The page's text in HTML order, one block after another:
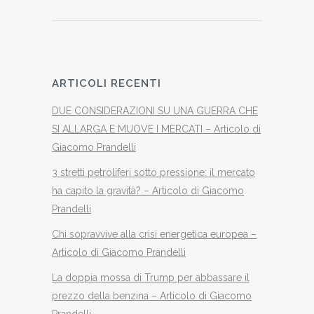
ARTICOLI RECENTI
DUE CONSIDERAZIONI SU UNA GUERRA CHE
SI ALLARGA E MUOVE I MERCATI – Articolo di
Giacomo Prandelli
3 stretti petroliferi sotto pressione: il mercato
ha capito la gravità? – Articolo di Giacomo
Prandelli
Chi sopravvive alla crisi energetica europea –
Articolo di Giacomo Prandelli
La doppia mossa di Trump per abbassare il
prezzo della benzina – Articolo di Giacomo